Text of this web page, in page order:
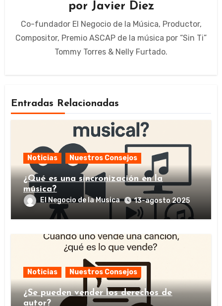
por Javier Diez
Co-fundador El Negocio de la Música, Productor,
Compositor, Premio ASCAP de la música por “Sin Ti”
Tommy Torres & Nelly Furtado.
Entradas Relacionadas
Noticias Nuestros Consejos
¿Qué es una sincronización en la
música?
El Negocio de la Musica 13-agosto 2025
Noticias Nuestros Consejos
¿Se pueden vender los derechos de
autor?